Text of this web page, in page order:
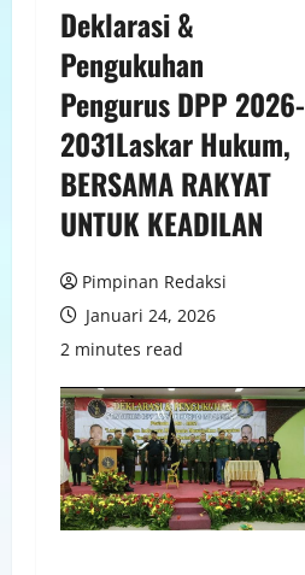
Deklarasi &
Pengukuhan
Pengurus DPP 2026-
2031Laskar Hukum,
BERSAMA RAKYAT
UNTUK KEADILAN
Pimpinan Redaksi
Januari 24, 2026
2 minutes read